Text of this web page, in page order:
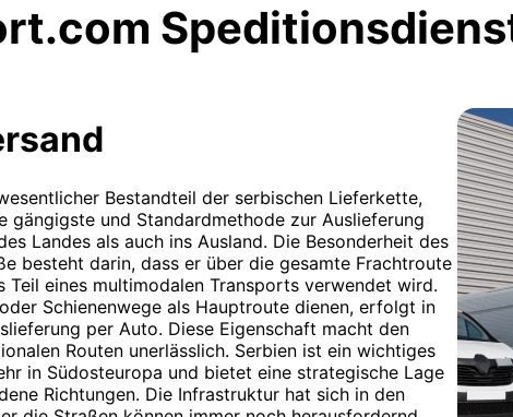
Bestandteil der serbischen Lieferkette,
gängigste und Standardmethode zur Auslieferung
Landes als auch ins Ausland. Die Besonderheit des
besteht darin, dass er über die gesamte Frachtroute
eines multimodalen Transports verwendet wird.
Schienenwege als Hauptroute dienen, erfolgt in
per Auto. Diese Eigenschaft macht den
Routen unerlässlich. Serbien ist ein wichtiges
in Südosteuropa und bietet eine strategische Lage
Richtungen. Die Infrastruktur hat sich in den